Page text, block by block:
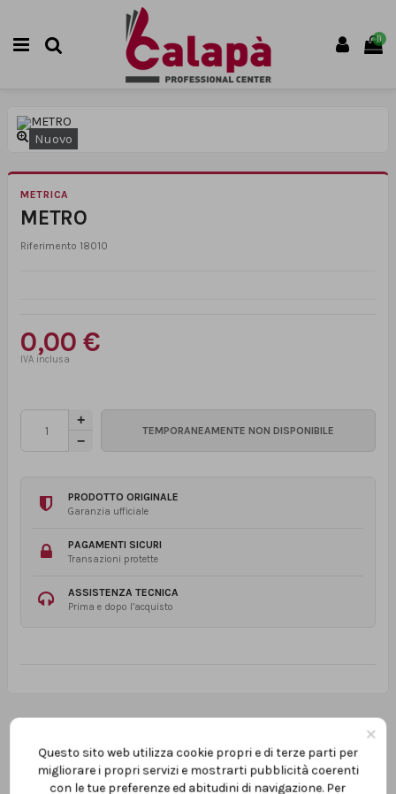
0
Nuovo
METRICA
METRO
Riferimento 18010
0,00 €
PRODOTTO ORIGINALE
Garanzia ufficiale
PAGAMENTI SICURI
Transazioni protette
ASSISTENZA TECNICA
Prima e dopo l’acquisto
×
Questo sito web utilizza cookie propri e di terze parti per
migliorare i propri servizi e mostrarti pubblicità coerenti
con le tue preferenze ed abitudini di navigazione. Per